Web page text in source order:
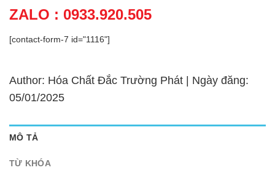
ZALO : 0933.920.505
[contact-form-7 id="1116"]
Author: Hóa Chất Đắc Trường Phát | Ngày đăng:
05/01/2025
MÔ TẢ
TỪ KHÓA